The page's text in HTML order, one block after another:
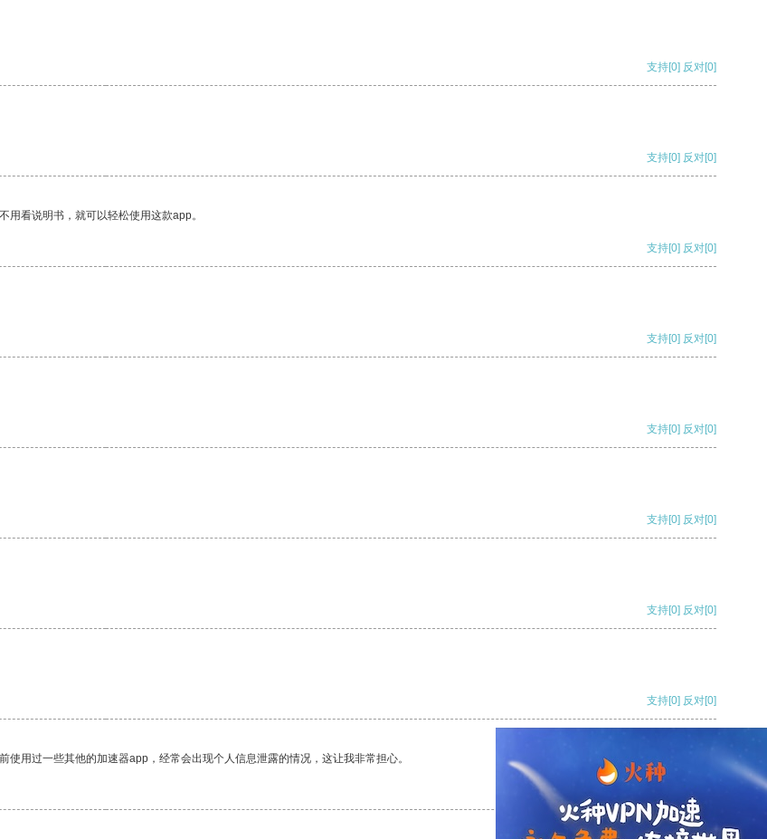
支持[0] 反对[0]
支持[0] 反对[0]
看说明书，就可以轻松使用这款app。
支持[0] 反对[0]
支持[0] 反对[0]
支持[0] 反对[0]
支持[0] 反对[0]
支持[0] 反对[0]
支持[0] 反对[0]
用过一些其他的加速器app，经常会出现个人信息泄露的情况，这让我非常担心。